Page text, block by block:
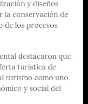
y diseños
la conservación de
de los procesos
destacaron que
turística de
turismo como uno
y social del